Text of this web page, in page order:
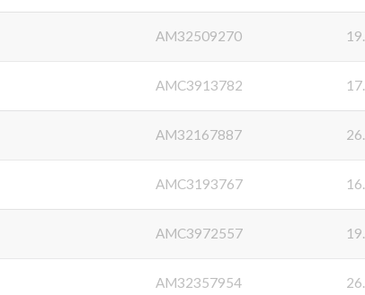
AM32509270
AMC3913782
AM32167887
AMC3193767
AMC3972557
AM32357954